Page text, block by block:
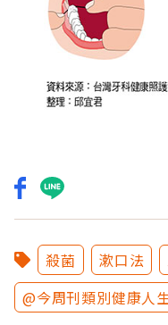
殺菌 漱口法
@今周刊類別健康人